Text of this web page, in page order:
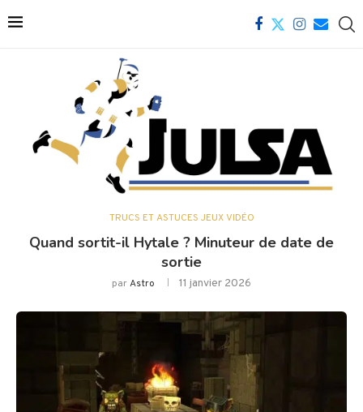
TRUCS ET ASTUCES JEUX VIDÉO
Quand sortit-il Hytale ? Minuteur de date de
sortie
parAstro 11 janvier 2026